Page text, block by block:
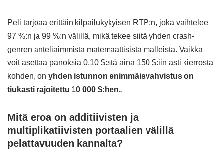
Peli tarjoaa erittäin kilpailukykyisen RTP:n, joka vaihtelee
97 %:n ja 99 %:n välillä, mikä tekee siitä yhden crash-
genren anteliaimmista matemaattisista malleista. Vaikka
voit asettaa panoksia 0,10 $:stä aina 150 $:iin asti kierrosta
kohden, on yhden istunnon enimmäisvahvistus on
tiukasti rajoitettu 10 000 $:hen..
Mitä eroa on additiivisten ja
multiplikatiivisten portaalien välillä
pelattavuuden kannalta?